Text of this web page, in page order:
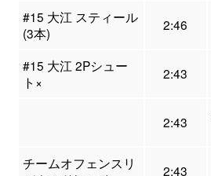
#15 大江 スティール
(3本)
2:46
#15 大江 2Pシュー
ト×
2:43
2:43
チームオフェンスリ
2:43